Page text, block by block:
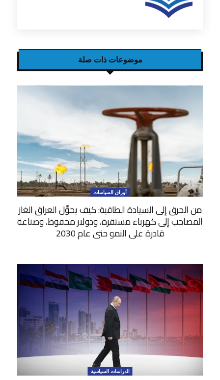
موضوعات ذات صلة
أوراق السياسات
من الحرق إلى السيادة الطاقية: كيف يحوِّل العراق الغاز
المصاحب إلى كهرباء مستقرة، ودولار محفوظ، وصناعة
قادرة على النمو حتى عام 2030
الدراسات السياسية